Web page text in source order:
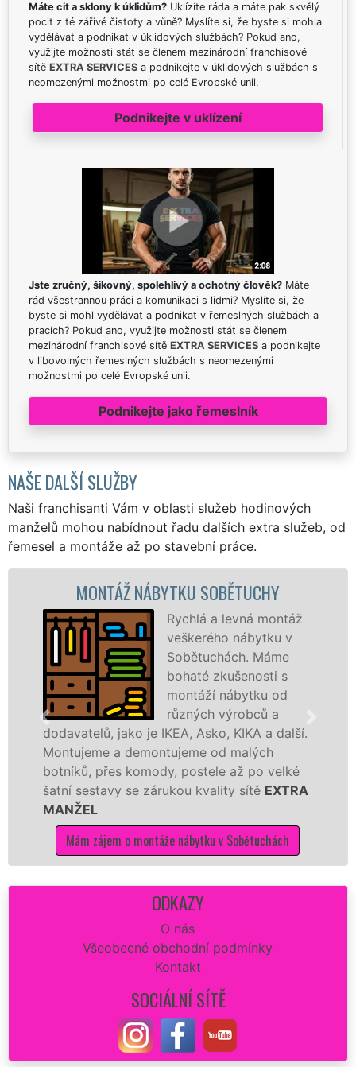
Máte cit a sklony k úklidům? Uklízíte ráda a máte pak skvělý
pocit z té zářivé čistoty a vůně? Myslíte si, že byste si mohla
vydělávat a podnikat v úklidových službách? Pokud ano,
využijte možnosti stát se členem mezinárodní franchisové
sítě EXTRA SERVICES a podnikejte v úklidových službách s
neomezenými možnostmi po celé Evropské unii.
Podnikejte v uklízení
Jste zručný, šikovný, spolehlivý a ochotný člověk? Máte
rád všestrannou práci a komunikaci s lidmi? Myslíte si, že
byste si mohl vydělávat a podnikat v řemeslných službách a
pracích? Pokud ano, využijte možnosti stát se členem
mezinárodní franchisové sítě EXTRA SERVICES a podnikejte
v libovolných řemeslných službách s neomezenými
možnostmi po celé Evropské unii.
Podnikejte jako řemeslník
NAŠE DALŠÍ SLUŽBY
Naši franchisanti Vám v oblasti služeb hodinových
manželů mohou nabídnout řadu dalších extra služeb, od
řemesel a montáže až po stavební práce.
MONTÁŽ NÁBYTKU SOBĚTUCHY
Rychlá a levná montáž
veškerého nábytku v
Sobětuchách. Máme
bohaté zkušenosti s
montáží nábytku od
různých výrobců a
jako je IKEA, Asko, KIKA a další.
a demontujeme od malých
přes komody, postele až po velké
sestavy se zárukou kvality sítěEXTRA
Mám zájem o montáže nábytku v Sobětuchách
ODKAZY
O nás
Všeobecné obchodní podmínky
Kontakt
SOCIÁLNÍ SÍTĚ